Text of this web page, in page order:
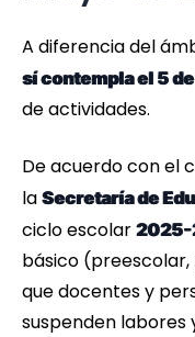
A diferencia del
sí contempla el 5
de actividades.
De acuerdo con el
la Secretaría de
ciclo escolar 2025-
básico
que docentes y
suspenden labores